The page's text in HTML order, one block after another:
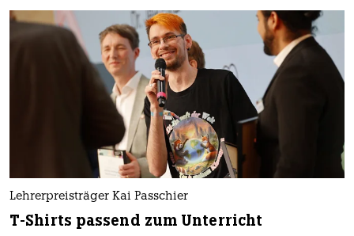
Lehrerpreisträger Kai Passchier
T-Shirts passend zum Unterricht